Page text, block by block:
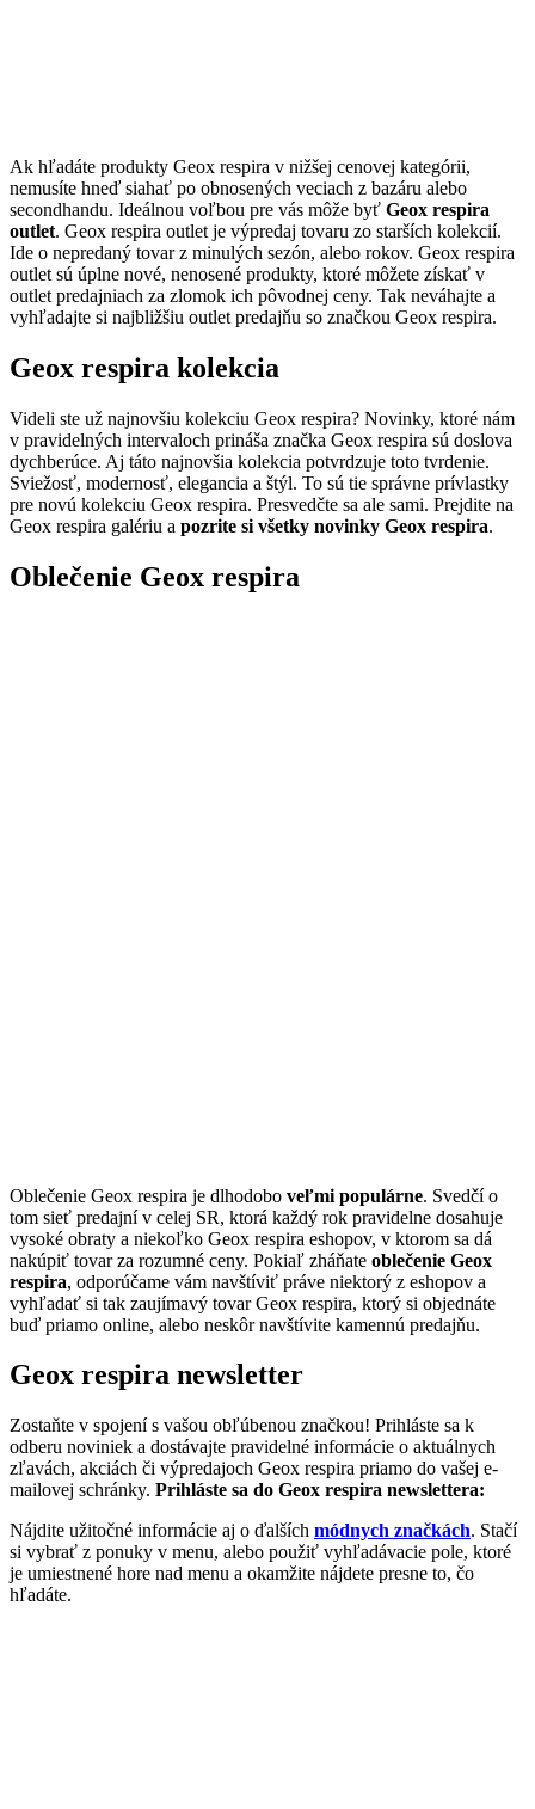
Ak hľadáte produkty Geox respira v nižšej cenovej kategórii,
nemusíte hneď siahať po obnosených veciach z bazáru alebo
secondhandu. Ideálnou voľbou pre vás môže byť Geox respira
outlet. Geox respira outlet je výpredaj tovaru zo starších kolekcií.
Ide o nepredaný tovar z minulých sezón, alebo rokov. Geox respira
outlet sú úplne nové, nenosené produkty, ktoré môžete získať v
outlet predajniach za zlomok ich pôvodnej ceny. Tak neváhajte a
vyhľadajte si najbližšiu outlet predajňu so značkou Geox respira.
Geox respira kolekcia
Videli ste už najnovšiu kolekciu Geox respira? Novinky, ktoré nám
v pravidelných intervaloch prináša značka Geox respira sú doslova
dychberúce. Aj táto najnovšia kolekcia potvrdzuje toto tvrdenie.
Sviežosť, modernosť, elegancia a štýl. To sú tie správne prívlastky
pre novú kolekciu Geox respira. Presvedčte sa ale sami. Prejdite na
Geox respira galériu a pozrite si všetky novinky Geox respira.
Oblečenie Geox respira
Oblečenie Geox respira je dlhodobo veľmi populárne. Svedčí o
tom sieť predajní v celej SR, ktorá každý rok pravidelne dosahuje
vysoké obraty a niekoľko Geox respira eshopov, v ktorom sa dá
nakúpiť tovar za rozumné ceny. Pokiaľ zháňate oblečenie Geox
respira, odporúčame vám navštíviť práve niektorý z eshopov a
vyhľadať si tak zaujímavý tovar Geox respira, ktorý si objednáte
buď priamo online, alebo neskôr navštívite kamennú predajňu.
Geox respira newsletter
Zostaňte v spojení s vašou obľúbenou značkou! Prihláste sa k
odberu noviniek a dostávajte pravidelné informácie o aktuálnych
zľavách, akciách či výpredajoch Geox respira priamo do vašej e-
mailovej schránky. Prihláste sa do Geox respira newslettera:
Nájdite užitočné informácie aj o ďalších módnych značkách. Stačí
si vybrať z ponuky v menu, alebo použiť vyhľadávacie pole, ktoré
je umiestnené hore nad menu a okamžite nájdete presne to, čo
hľadáte.